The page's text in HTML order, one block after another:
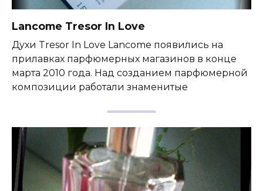
Lancome Tresor In Love
Духи Tresor In Love Lancome появились на
прилавках парфюмерных магазинов в конце
марта 2010 года. Над созданием парфюмерной
композиции работали знаменитые